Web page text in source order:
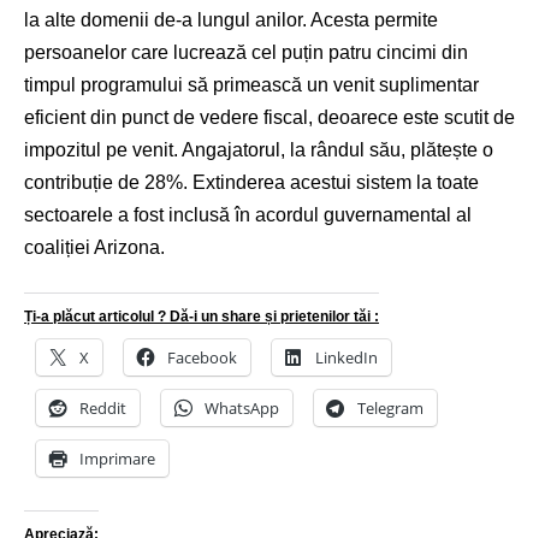
la alte domenii de-a lungul anilor. Acesta permite
persoanelor care lucrează cel puțin patru cincimi din
timpul programului să primească un venit suplimentar
eficient din punct de vedere fiscal, deoarece este scutit de
impozitul pe venit. Angajatorul, la rândul său, plătește o
contribuție de 28%. Extinderea acestui sistem la toate
sectoarele a fost inclusă în acordul guvernamental al
coaliției Arizona.
Ți-a plăcut articolul ? Dă-i un share și prietenilor tăi :
X Facebook LinkedIn
Reddit WhatsApp Telegram
Imprimare